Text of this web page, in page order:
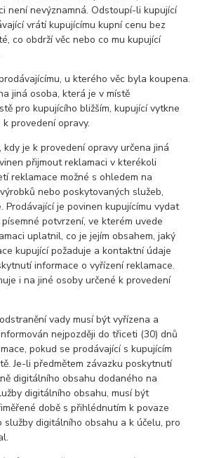
není nevýznamná.Odstoupí-li kupující
vrátí kupujícímu kupní cenu bez
co obdrží věc nebo co mu kupující
u kterého věc byla koupena.
jiná osoba, která je v místě
pro kupujícího bližším, kupující vytkne
provedení opravy.
kdy je k provedení opravy určena jiná
přijmout reklamaci v kterékoli
reklamace možné s ohledem na
nebo poskytovaných služeb,
Prodávající je povinen kupujícímu vydat
potvrzení, ve kterém uvede
uplatnil, co je jejím obsahem, jaký
kupující požaduje a kontaktní údaje
informace o vyřízení reklamace.
i na jiné osoby určené k provedení
vady musí být vyřízena a
nejpozději do třiceti (30) dnů
pokud se prodávající s kupujícím
Je-li předmětem závazku poskytnutí
digitálního obsahu dodaného na
digitálního obsahu, musí být
době s přihlédnutím k povaze
digitálního obsahu a k účelu, pro